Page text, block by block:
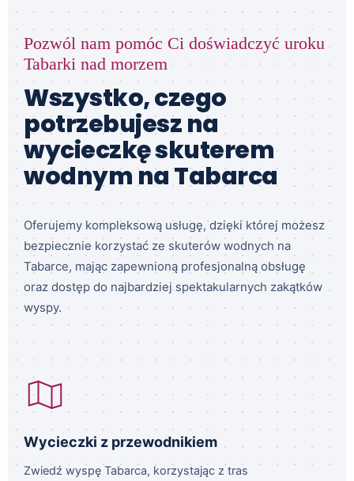
Pozwól nam pomóc Ci doświadczyć uroku
Tabarki nad morzem
Wszystko, czego
potrzebujesz na
wycieczkę skuterem
wodnym na Tabarca
Oferujemy kompleksową usługę, dzięki której możesz
bezpiecznie korzystać ze skuterów wodnych na
Tabarce, mając zapewnioną profesjonalną obsługę
oraz dostęp do najbardziej spektakularnych zakątków
wyspy.
Wycieczki z przewodnikiem
Zwiedź wyspę Tabarca, korzystając z tras